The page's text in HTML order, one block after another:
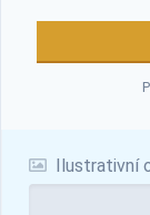
Ilustrativní